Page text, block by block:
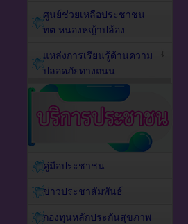
ศูนย์ช่วยเหลือประชาชน
ทต.หนองหญ้าปล้อง
แหล่งการเรียนรู้ด้านความ
ปลอดภัยทางถนน
คู่มือประชาชน
ข่าวประชาสัมพันธ์
กองทุนหลักประกันสุขภาพ